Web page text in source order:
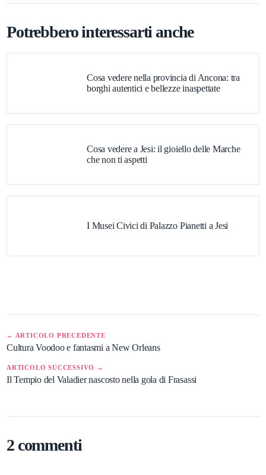
Potrebbero interessarti anche
Cosa vedere nella provincia di Ancona: tra
borghi autentici e bellezze inaspettate
Cosa vedere a Jesi: il gioiello delle Marche
che non ti aspetti
I Musei Civici di Palazzo Pianetti a Jesi
← ARTICOLO PRECEDENTE
Cultura Voodoo e fantasmi a New Orleans
ARTICOLO SUCCESSIVO →
Il Tempio del Valadier nascosto nella gola di Frasassi
2 commenti